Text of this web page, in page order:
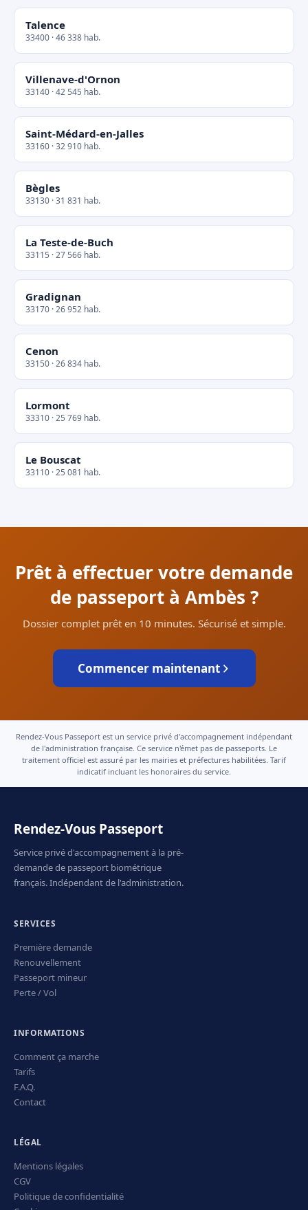
Talence
33400 · 46 338 hab.
Villenave-d'Ornon
33140 · 42 545 hab.
Saint-Médard-en-Jalles
33160 · 32 910 hab.
Bègles
33130 · 31 831 hab.
La Teste-de-Buch
33115 · 27 566 hab.
Gradignan
33170 · 26 952 hab.
Cenon
33150 · 26 834 hab.
Lormont
33310 · 25 769 hab.
Le Bouscat
33110 · 25 081 hab.
Prêt à effectuer votre demande
de passeport à Ambès ?
Dossier complet prêt en 10 minutes. Sécurisé et simple.
Commencer maintenant
Rendez-Vous Passeport est un service privé d'accompagnement indépendant
de l'administration française. Ce service n'émet pas de passeports. Le
traitement officiel est assuré par les mairies et préfectures habilitées. Tarif
indicatif incluant les honoraires du service.
Rendez-Vous Passeport
Service privé d'accompagnement à la pré-
demande de passeport biométrique
français. Indépendant de l'administration.
SERVICES
Première demande
Renouvellement
Passeport mineur
Perte / Vol
INFORMATIONS
Comment ça marche
Tarifs
F.A.Q.
Contact
LÉGAL
Mentions légales
CGV
Politique de confidentialité